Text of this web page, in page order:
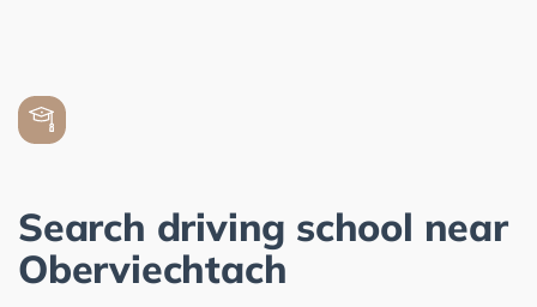
Search driving school near
Oberviechtach